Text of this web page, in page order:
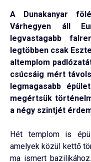
A Dunakanyar
Várhegyen áll
legvastagabb
legtöbben csak
altemplom
csúcsáig mért
legmagasabb
megértsük
a négy szintjét
Hét templom is
amelyek közül kettő
ma ismert